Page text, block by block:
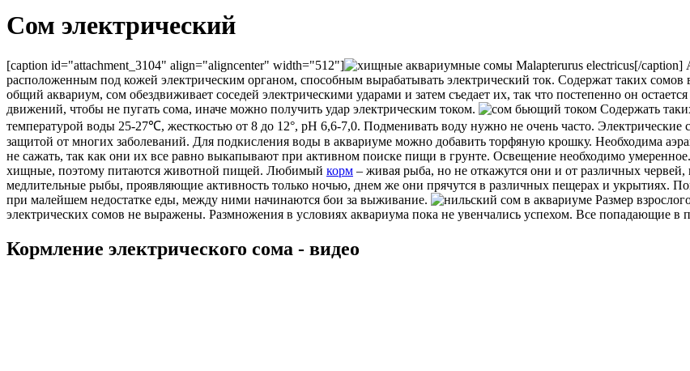
Сом электрический
[caption id="attachment_3104" align="aligncenter" width="512"]
Malapterurus electricus[/
расположенным под кожей электрическим органом, способным вырабатывать электрический ток. Содержат таких сомов
общий аквариум, сом обездвиживает соседей электрическими ударами и затем съедает их, так что постепенно он
движений, чтобы не пугать сома, иначе можно получить удар электрическим током.
Содержать
температурой воды 25-27℃, жесткостью от 8 до 12°, pH 6,6-7,0. Подменивать воду нужно не очень часто.
защитой от многих заболеваний. Для подкисления воды в аквариуме можно добавить торфяную крошку. Необходима
не сажать, так как они их все равно выкапывают при активном поиске пищи в грунте. Освещение необходимо умеренное.
хищные, поэтому питаются животной пищей. Любимый корм – живая рыба, но не откажутся они и от различных
медлительные рыбы, проявляющие активность только ночью, днем же они прячутся в различных пещерах и укрытиях.
при малейшем недостатке еды, между ними начинаются бои за выживание.
Размер
электрических сомов не выражены. Размножения в условиях аквариума пока не увенчались успехом. Все попадающие
Кормление электрического сома - видео